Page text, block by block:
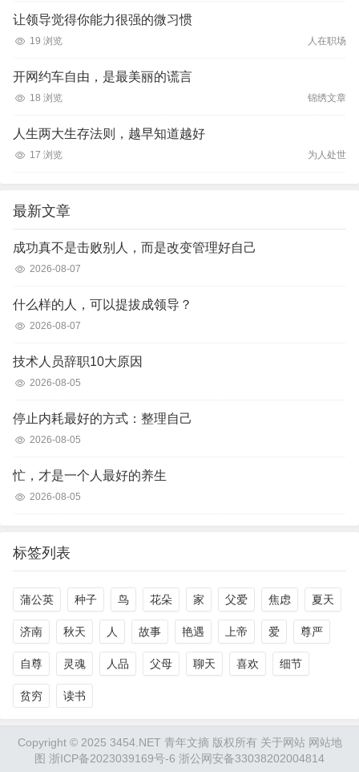
让领导觉得你能力很强的微习惯
19 浏览 人在职场
开网约车自由，是最美丽的谎言
18 浏览 锦绣文章
人生两大生存法则，越早知道越好
17 浏览 为人处世
最新文章
成功真不是击败别人，而是改变管理好自己
2026-08-07
什么样的人，可以提拔成领导？
2026-08-07
技术人员辞职10大原因
2026-08-05
停止内耗最好的方式：整理自己
2026-08-05
忙，才是一个人最好的养生
2026-08-05
标签列表
蒲公英 种子 鸟 花朵 家 父爱 焦虑 夏天
济南 秋天 人 故事 艳遇 上帝 爱 尊严
自尊 灵魂 人品 父母 聊天 喜欢 细节
贫穷 读书
Copyright © 2025 3454.NET 青年文摘 版权所有 关于网站 网站地
图 浙ICP备2023039169号-6 浙公网安备33038202004814